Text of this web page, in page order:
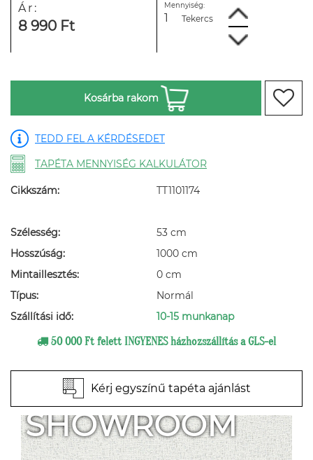
Ár:
8 990 Ft
Mennyiség:
Tekercs
Kosárba rakom
TEDD FEL A KÉRDÉSEDET
TAPÉTA MENNYISÉG KALKULÁTOR
Cikkszám: TT1101174
Szélesség:
53 cm
Hosszúság:
1000 cm
Mintaillesztés:
0 cm
Típus:
Normál
Szállítási idő:
10-15 munkanap
50 000 Ft felett INGYENES házhozszállítás a GLS-el
Kérj egyszínű tapéta ajánlást
SHOWROOM